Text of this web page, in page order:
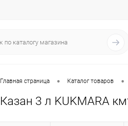
Главная страница • Каталог товаров •
Казан 3 л KUKMARA